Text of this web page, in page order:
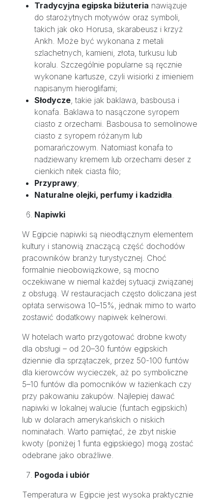
Tradycyjna egipska biżuteria nawiązuje
do starożytnych motywów oraz symboli,
takich jak oko Horusa, skarabeusz i krzyż
Ankh. Może być wykonana z metali
szlachetnych, kamieni, złota, turkusu lub
koralu. Szczególnie popularne są ręcznie
wykonane kartusze, czyli wisiorki z imieniem
napisanym hieroglifami;
Słodycze, takie jak baklawa, basbousa i
konafa. Baklawa to nasączone syropem
ciasto z orzechami. Basbousa to semolinowe
ciasto z syropem różanym lub
pomarańczowym. Natomiast konafa to
nadziewany kremem lub orzechami deser z
cienkich nitek ciasta filo;
Przyprawy;
Naturalne olejki, perfumy i kadzidła.
Napiwki
W Egipcie napiwki są nieodłącznym elementem
kultury i stanowią znaczącą część dochodów
pracowników branży turystycznej. Choć
formalnie nieobowiązkowe, są mocno
oczekiwane w niemal każdej sytuacji związanej
z obsługą. W restauracjach często doliczana jest
opłata serwisowa 10–15%, jednak mimo to warto
zostawić dodatkowy napiwek kelnerowi.
W hotelach warto przygotować drobne kwoty
dla obsługi – od 20–30 funtów egipskich
dziennie dla sprzątaczek, przez 50-100 funtów
dla kierowców wycieczek, aż po symboliczne
5–10 funtów dla pomocników w łazienkach czy
przy pakowaniu zakupów. Najlepiej dawać
napiwki w lokalnej walucie (funtach egipskich)
lub w dolarach amerykańskich o niskich
nominałach. Warto pamiętać, że zbyt niskie
kwoty (poniżej 1 funta egipskiego) mogą zostać
odebrane jako obraźliwe.
Pogoda i ubiór
Temperatura w Egipcie jest wysoka praktycznie